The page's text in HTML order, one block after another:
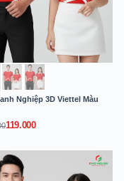
Nghiệp 3D Viettel Màu
119.000